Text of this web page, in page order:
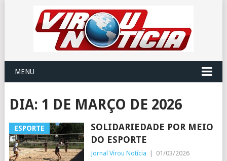
MENU
DIA: 1 DE MARÇO DE 2026
ESPORTE
SOLIDARIEDADE POR MEIO
DO ESPORTE
Jornal Virou Notícia 01/03/2026